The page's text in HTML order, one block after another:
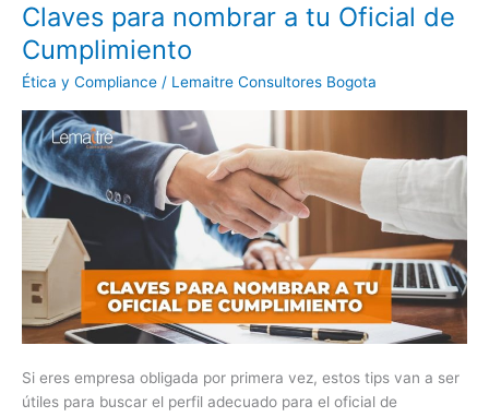
Claves para nombrar a tu Oficial de
Cumplimiento
Ética y Compliance / Lemaitre Consultores Bogota
Si eres empresa obligada por primera vez, estos tips van a ser
útiles para buscar el perfil adecuado para el oficial de
Claves
para
nombrar
a
tu
Oficial
de
Cumplimiento